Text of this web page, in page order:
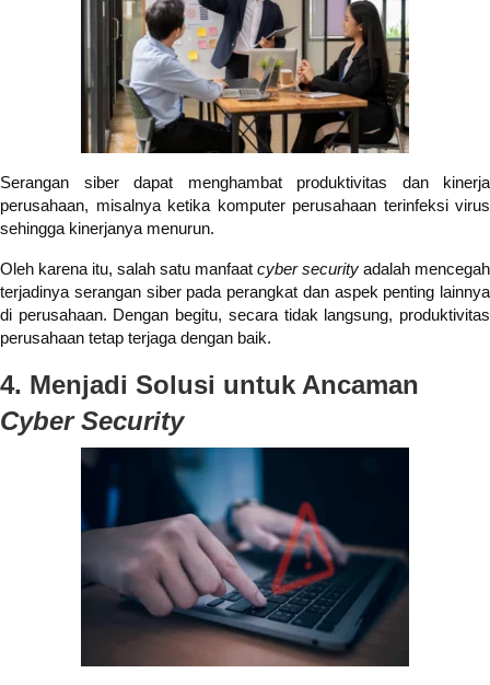
Serangan siber dapat menghambat produktivitas dan kinerja
perusahaan, misalnya ketika komputer perusahaan terinfeksi virus
sehingga kinerjanya menurun.
Oleh karena itu, salah satu manfaat cyber security adalah mencegah
terjadinya serangan siber pada perangkat dan aspek penting lainnya
di perusahaan. Dengan begitu, secara tidak langsung, produktivitas
perusahaan tetap terjaga dengan baik.
4. Menjadi Solusi untuk Ancaman
Cyber Security